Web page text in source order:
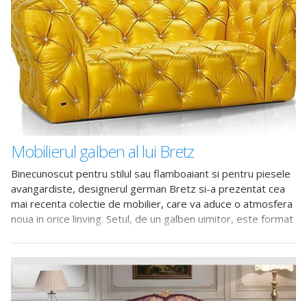
Mobilierul galben al lui Bretz
Binecunoscut pentru stilul sau flamboaiant si pentru piesele
avangardiste, designerul german Bretz si-a prezentat cea
mai recenta colectie de mobilier, care va aduce o atmosfera
noua in orice linving. Setul, de un galben uimitor, este format